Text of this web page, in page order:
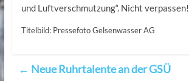
und Luftverschmutzung“. Nicht verpassen!
Titelbild: Pressefoto Gelsenwasser AG
← Neue Ruhrtalente an der GSÜ